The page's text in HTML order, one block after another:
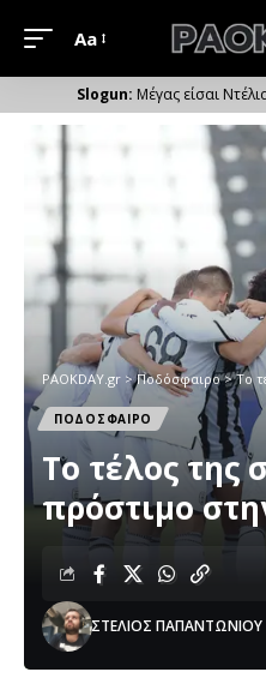
Μέγεθος
Γραμματοσειράς
Aa
Μέγας είσαι
PAOKDAY.gr >Ποδόσφαιρο>To
ΠΟΔΟΣΦΑΙΡΟ
To τέλος της
πρόστιμο
ΣΤΕΛΙΟΣ ΠΑΠΑΝΤΩΝΙΟΥ